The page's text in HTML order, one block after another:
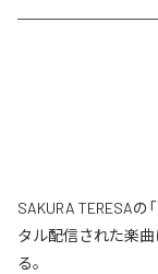
SAKURA TERESA
タル配信された楽曲
る。